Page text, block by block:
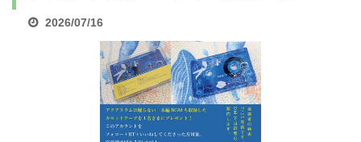
2026/07/16